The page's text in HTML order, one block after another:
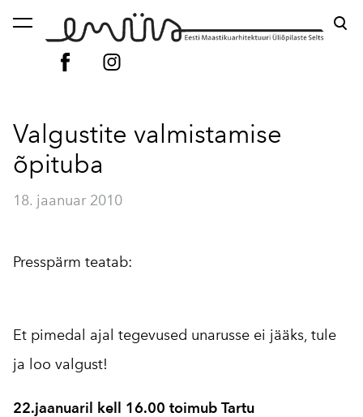
lisati ostukorvi. Vaata ostukorvi
Valgustite valmistamise
õpituba
18. jaanuar 2010
Presspärm teatab:
Et pimedal ajal tegevused unarusse ei jääks, tule
ja loo valgust!
22.jaanuaril kell 16.00 toimub Tartu